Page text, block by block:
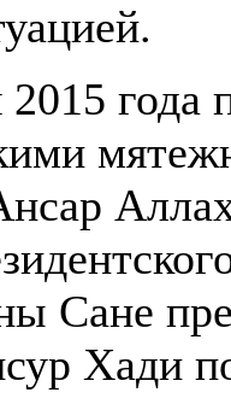
года
Сане
Хади